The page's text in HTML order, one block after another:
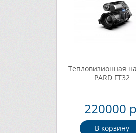
Тепловизионная
PARD FT32
220000
В корзину